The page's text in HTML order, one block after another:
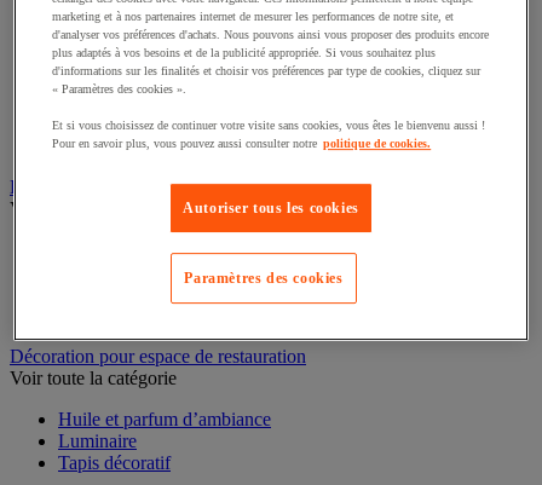
Casserole
Couvercle et accessoires
Marmite, cocotte et faitout
Plat à four
Plat à usage spécifique
Poêle
Buanderie
Voir toute la catégorie
Accessoires gros électroménager et buanderie
Sèche-linge
Décoration pour espace de restauration
Huile et parfum d’ambiance
Luminaire
marketing et à nos partenaires internet de mesurer les performances de notre site, et
d'analyser vos préférences d'achats. Nous pouvons ainsi vous proposer des produits encore
plus adaptés à vos besoins et de la publicité appropriée. Si vous souhaitez plus
d'informations sur les finalités et choisir vos préférences par type de cookies, cliquez sur
« Paramètres des cookies ».
Et si vous choisissez de continuer votre visite sans cookies, vous êtes le bienvenu aussi !
Pour en savoir plus, vous pouvez aussi consulter notre politique de cookies.
Autoriser tous les cookies
Paramètres des cookies